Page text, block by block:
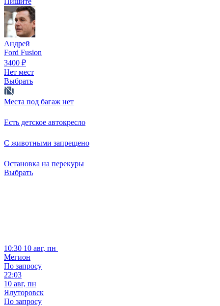
Андрей
Ford Fusion
3400 ₽
Нет мест
Выбрать
Места под багаж нет
Есть детское автокресло
С животными запрещено
Остановка на перекуры
Выбрать
10:30 10 авг, пн
Мегион
По запросу
22:03
10 авг, пн
Ялуторовск
По запросу